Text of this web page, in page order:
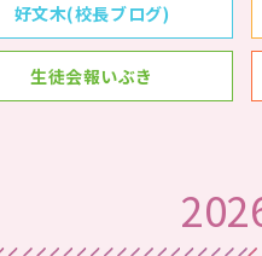
好文木(校長ブログ)
生徒会報いぶき